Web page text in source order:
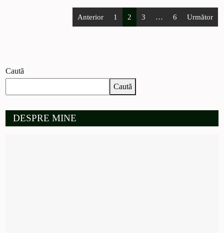
Anterior 1 2 3 … 6 Următor
Caută
Caută
DESPRE MINE